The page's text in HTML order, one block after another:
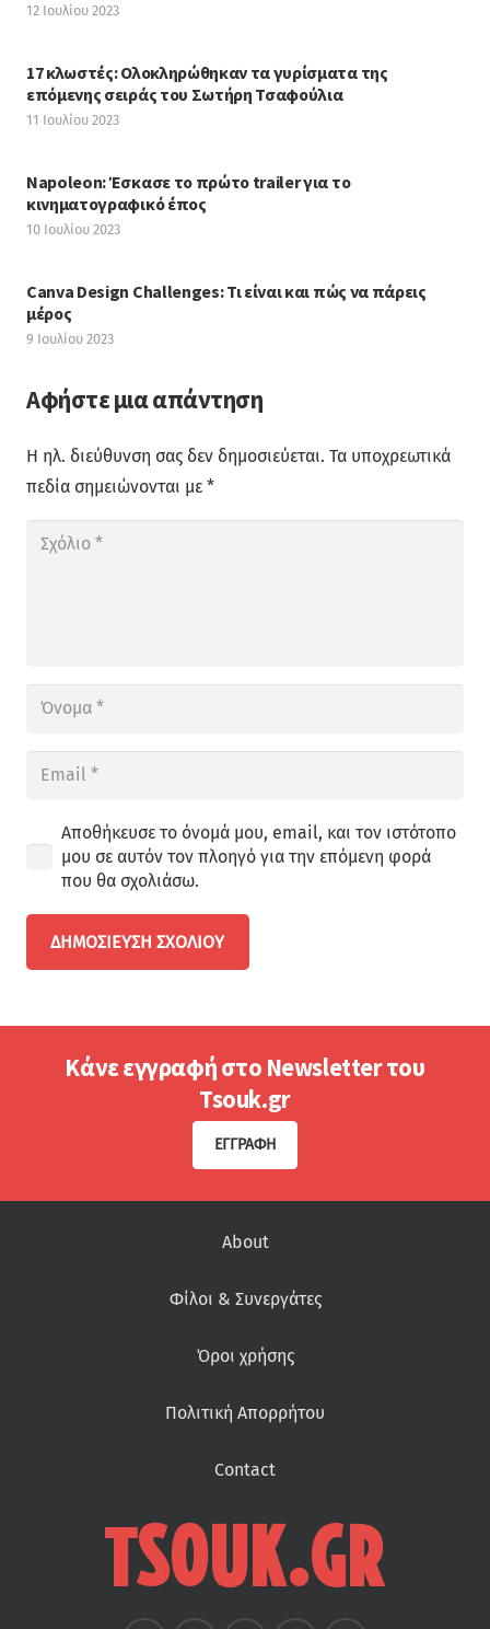
12 Ιουλίου 2023
17 κλωστές: Ολοκληρώθηκαν τα γυρίσματα της
επόμενης σειράς του Σωτήρη Τσαφούλια
11 Ιουλίου 2023
Napoleon: Έσκασε το πρώτο trailer για το
κινηματογραφικό έπος
10 Ιουλίου 2023
Canva Design Challenges: Τι είναι και πώς να πάρεις
μέρος
9 Ιουλίου 2023
Αφήστε μια απάντηση
Η ηλ. διεύθυνση σας δεν δημοσιεύεται. Τα υποχρεωτικά
πεδία σημειώνονται με *
Αποθήκευσε το όνομά μου, email, και τον ιστότοπο
μου σε αυτόν τον πλοηγό για την επόμενη φορά
που θα σχολιάσω.
ΔΗΜΟΣΊΕΥΣΗ ΣΧΟΛΊΟΥ
Κάνε εγγραφή στο Newsletter του
Tsouk.gr
ΕΓΓΡΑΦΉ
About
Φίλοι & Συνεργάτες
Όροι χρήσης
Πολιτική Απορρήτου
Contact